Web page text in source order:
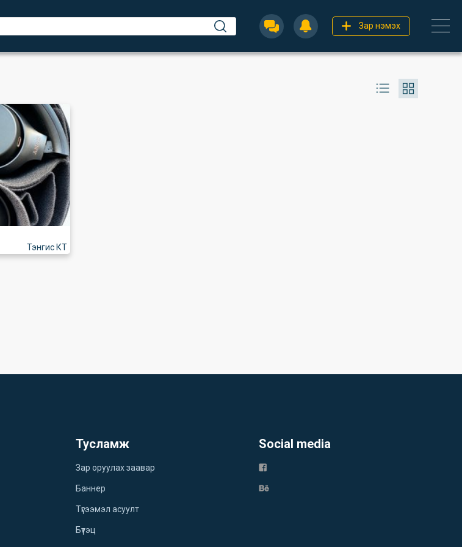
Зар нэмэх
Тэнгис КТ
Тусламж
Зар оруулах заавар
Баннер
Түгээмэл асуулт
Бүтэц
Social media